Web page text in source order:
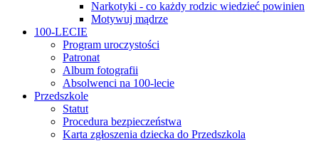
Narkotyki - co każdy rodzic wiedzieć powinien
Motywuj mądrze
100-LECIE
Program uroczystości
Patronat
Album fotografii
Absolwenci na 100-lecie
Przedszkole
Statut
Procedura bezpieczeństwa
Karta zgłoszenia dziecka do Przedszkola